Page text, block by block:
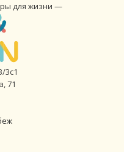
для жизни —
3с1
71